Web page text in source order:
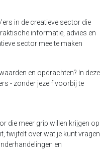
in de creatieve sector die
informatie, advies en
sector mee te maken
en opdrachten? In deze
- zonder jezelf voorbij te
die meer grip willen krijgen op
twijfelt over wat je kunt vragen
en